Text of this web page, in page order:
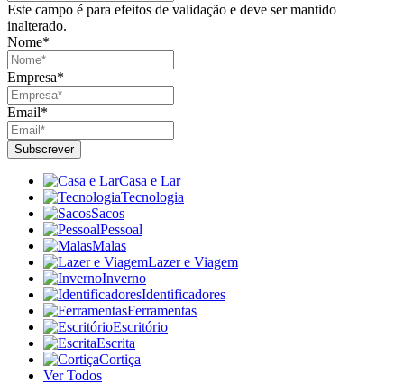
Este campo é para efeitos de validação e deve ser mantido
inalterado.
Nome*
Empresa*
Email*
Casa e Lar
Tecnologia
Sacos
Pessoal
Malas
Lazer e Viagem
Inverno
Identificadores
Ferramentas
Escritório
Escrita
Cortiça
Ver Todos